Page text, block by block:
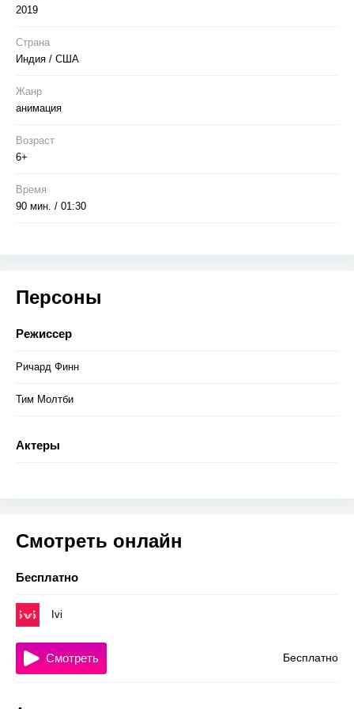
реликвию, но и успеть на свадьбу своего эксцентричного
2019
Страна
Индия / США
Жанр
анимация
Возраст
6+
Время
90 мин. / 01:30
Персоны
Режиссер
Ричард Финн
Тим Молтби
Актеры
Смотреть онлайн
Бесплатно
Ivi
Бесплатно
Смотреть